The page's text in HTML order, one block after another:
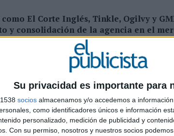
Su privacidad es importante para
socios almacenamos y/o accedemos a
como identificadores únicos e información
personalizado, medición de publicidad y
Con su permiso, nosotros y nuestros socios
El Corte Inglés, Tinkle, Ogilvy y
y consolidación de la agencia en el
nuevo country manager para España, un
una nueva etapa de crecimiento y
comunicación e inteligencia
estrategia de crecimiento de la compañía
mercados, fortaleciendo la relación con